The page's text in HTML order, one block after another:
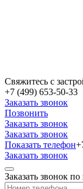
Свяжитесь с
+7 (499) 653-50-33
Заказать звонок
Позвонить
Заказать звонок
Заказать звонок
Показать телефон
Заказать звонок
Заказать звонок